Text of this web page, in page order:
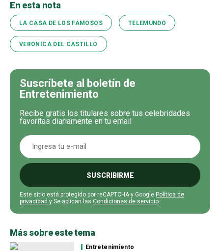
En esta nota
LA CASA DE LOS FAMOSOS TELEMUNDO
VERÓNICA DEL CASTILLO
Suscríbete al boletín de
Entretenimiento
Recibe gratis los titulares sobre tus celebridades
favoritas diariamente en tu email
SUSCRIBIRME
Este sitio está protegido por reCAPTCHA y Google Política de
privacidad y Se aplican las Condiciones de servicio
Más sobre este tema
Entretenimiento